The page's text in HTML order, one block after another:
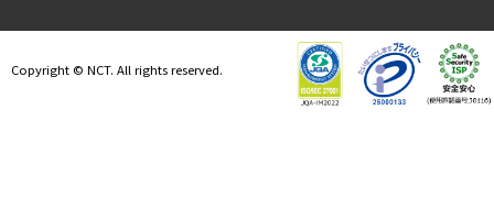
Copyright © NCT. All rights reserved.